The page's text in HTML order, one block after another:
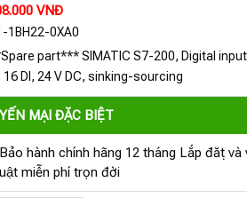
VNĐ.
VNĐGiá
hiện
tại
là:
1.808.000 VNĐ.
1BH22-0XA0
part*** SIMATIC S7-200, Digital input
16 DI, 24 V DC, sinking-sourcing
MẠI ĐẶC BIỆT
hành chính hãng 12 tháng Lắp đặt và
miễn phí trọn đời